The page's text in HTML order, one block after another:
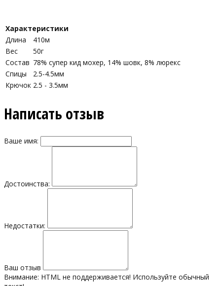
Характеристики
Длина
410м
Вес
50г
Состав 78% супер кид мохер, 14% шовк, 8% люрекс
Спицы
2.5-4.5мм
Крючок 2.5 - 3.5мм
Написать отзыв
Ваше имя:
Достоинства:
Недостатки:
Ваш отзыв
Внимание: HTML не поддерживается! Используйте обычный